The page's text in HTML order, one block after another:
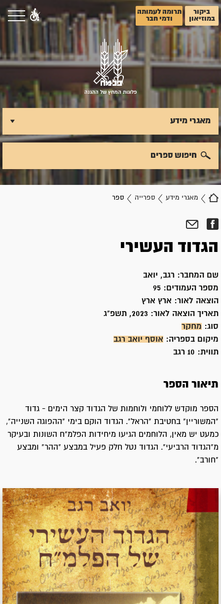
ביקור
במוזיאון
תרומה לעמותה
ודמי חבר
פלוגות המחץ של ההגנה
מאגרי מידע ספרייה ספר
מאגרי מידע
חיפוש ספרים
הגדוד העשירי
שם המחבר: רגב, יואב
מספר העמודים: 95
הוצאה לאור: ארץ ארץ
תאריך הוצאה לאור:
סוג: מחקר
מיקום בספריה: אוסף יואב רגב
תווית: 10 רגב
תיאור הספר
הספר מוקדש ללוחמי ולוחמות של הגדוד קצר הימים - גדוד
"המשוריין" בחטיבת "הראל". הגדוד הוקם בימי "ההפוגה השנייה",
כמעט יש מאין, הלוחמים הגיעו מיחידות הפלמ"ח השונות ובעיקר
מ"הגדוד הרביעי". הגדוד נטל חלק פעיל במבצע "ההר" ומבצע
"חורב".